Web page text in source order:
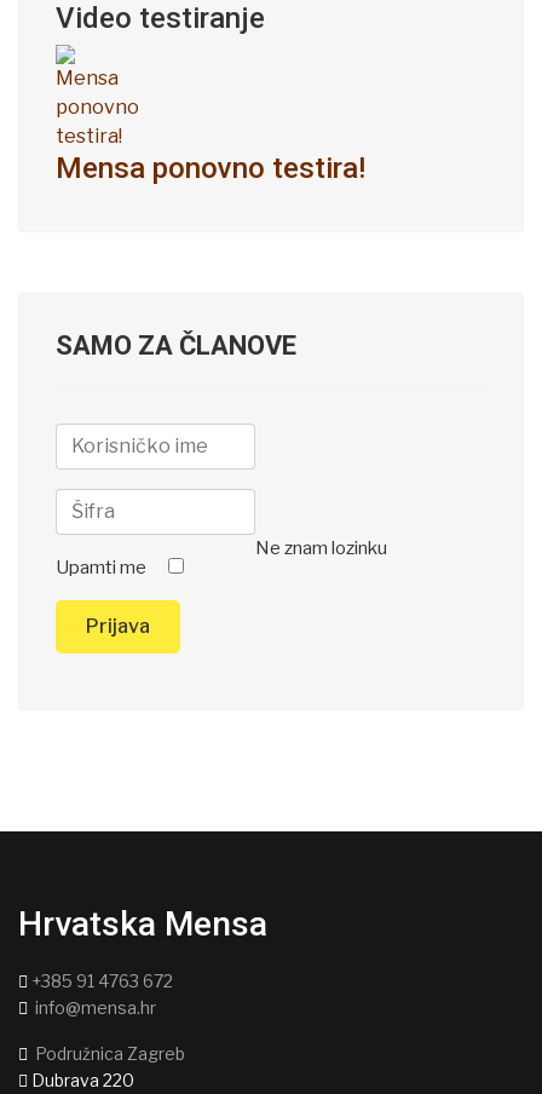
Video testiranje
Mensa ponovno testira!
SAMO ZA ČLANOVE
Upamti me
Prijava
Ne znam lozinku
Hrvatska Mensa
+385 91 4763 672
info@mensa.hr
Podružnica Zagreb
Dubrava 220